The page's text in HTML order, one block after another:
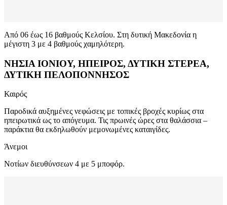
Από 06 έως 16 βαθμούς Κελσίου. Στη δυτική Μακεδονία η
μέγιστη 3 με 4 βαθμούς χαμηλότερη.
ΝΗΣΙΑ ΙΟΝΙΟΥ, ΗΠΕΙΡΟΣ, ΔΥΤΙΚΗ ΣΤΕΡΕΑ,
ΔΥΤΙΚΗ ΠΕΛΟΠΟΝΝΗΣΟΣ
Καιρός
Παροδικά αυξημένες νεφώσεις με τοπικές βροχές κυρίως στα
ηπειρωτικά ως το απόγευμα. Τις πρωινές ώρες στα θαλάσσια –
παράκτια θα εκδηλωθούν μεμονωμένες καταιγίδες.
Άνεμοι
Νοτίων διευθύνσεων 4 με 5 μποφόρ.